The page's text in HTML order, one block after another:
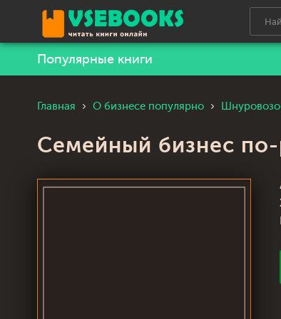
Популярные книги
Главная О бизнесе популярно
Семейный бизнес по-